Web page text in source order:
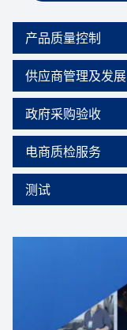
产品质量控制
供应商管理及发展
政府采购验收
电商质检服务
测试